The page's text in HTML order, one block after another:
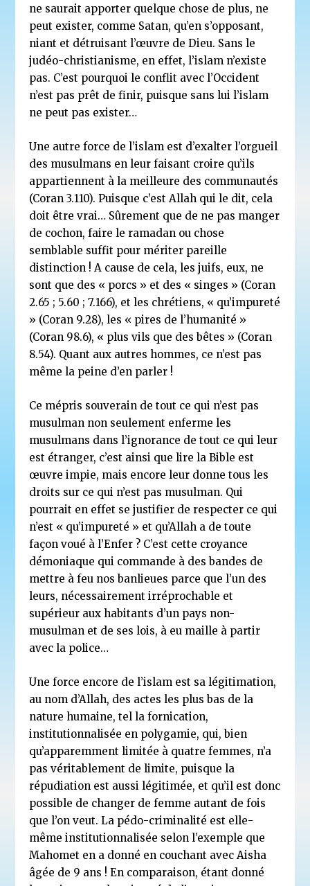
ne saurait apporter quelque chose de plus, ne
peut exister, comme Satan, qu’en s’opposant,
niant et détruisant l’œuvre de Dieu. Sans le
judéo-christianisme, en effet, l’islam n’existe
pas. C’est pourquoi le conflit avec l’Occident
n’est pas prêt de finir, puisque sans lui l’islam
ne peut pas exister…
Une autre force de l’islam est d’exalter l’orgueil
des musulmans en leur faisant croire qu’ils
appartiennent à la meilleure des communautés
(Coran 3.110). Puisque c’est Allah qui le dit, cela
doit être vrai… Sûrement que de ne pas manger
de cochon, faire le ramadan ou chose
semblable suffit pour mériter pareille
distinction ! A cause de cela, les juifs, eux, ne
sont que des « porcs » et des « singes » (Coran
2.65 ; 5.60 ; 7.166), et les chrétiens, « qu’impureté
» (Coran 9.28), les « pires de l’humanité »
(Coran 98.6), « plus vils que des bêtes » (Coran
8.54). Quant aux autres hommes, ce n’est pas
même la peine d’en parler !
Ce mépris souverain de tout ce qui n’est pas
musulman non seulement enferme les
musulmans dans l’ignorance de tout ce qui leur
est étranger, c’est ainsi que lire la Bible est
œuvre impie, mais encore leur donne tous les
droits sur ce qui n’est pas musulman. Qui
pourrait en effet se justifier de respecter ce qui
n’est « qu’impureté » et qu’Allah a de toute
façon voué à l’Enfer ? C’est cette croyance
démoniaque qui commande à des bandes de
mettre à feu nos banlieues parce que l’un des
leurs, nécessairement irréprochable et
supérieur aux habitants d’un pays non-
musulman et de ses lois, à eu maille à partir
avec la police…
Une force encore de l’islam est sa légitimation,
au nom d’Allah, des actes les plus bas de la
nature humaine, tel la fornication,
institutionnalisée en polygamie, qui, bien
qu’apparemment limitée à quatre femmes, n’a
pas véritablement de limite, puisque la
répudiation est aussi légitimée, et qu’il est donc
possible de changer de femme autant de fois
que l’on veut. La pédo-criminalité est elle-
même institutionnalisée selon l’exemple que
Mahomet en a donné en couchant avec Aisha
âgée de 9 ans ! En comparaison, étant donné